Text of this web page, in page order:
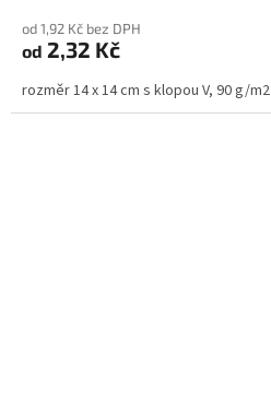
od 1,92 Kč bez DPH
od 2,32 Kč
rozměr 14 x 14 cm s klopou V, 90 g/m2